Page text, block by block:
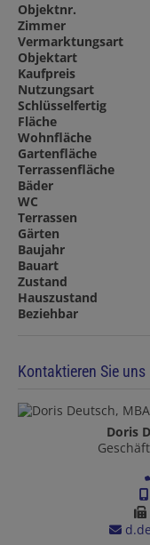
Objektnr.
Zimmer
Vermarktungsart
Objektart
Kaufpreis
Nutzungsart
Schlüsselfertig
Fläche
Wohnfläche
Gartenfläche
Terrassenfläche
Bäder
WC
Terrassen
Gärten
Baujahr
Bauart
Zustand
Hauszustand
Beziehbar
Kontaktieren Sie uns
Doris